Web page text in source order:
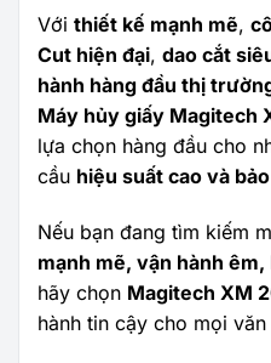
Với thiết kế mạnh mẽ,
Cut hiện đại, dao cắt
hành hàng đầu thị
Máy hủy giấy Magitech
lựa chọn hàng đầu cho
cầu hiệu suất cao và
Nếu bạn đang tìm kiếm
mạnh mẽ, vận hành
hãy chọn Magitech XM
hành tin cậy cho mọi